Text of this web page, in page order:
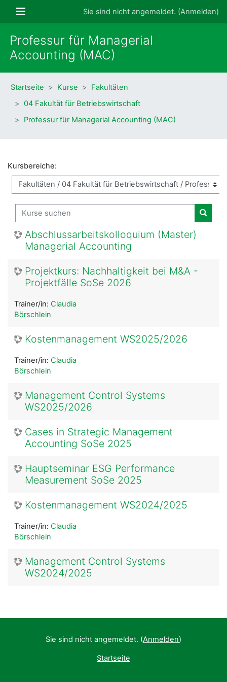
Website-ÜbersichtSie sind nicht angemeldet. (Anmelden)
Professur für Managerial
Accounting (MAC)
Startseite Kurse
Fakultäten
04 Fakultät für Betriebswirtschaft
Professur für Managerial Accounting (MAC)
Kursbereiche:
Kurse suchen
Kurse
Abschlussarbeitskolloquium (Master)
Managerial Accounting
Projektkurs: Nachhaltigkeit bei M&A -
Projektfälle SoSe 2026
Trainer/in: Claudia
Börschlein
Kostenmanagement WS2025/2026
Trainer/in: Claudia
Börschlein
Management Control Systems
WS2025/2026
Cases in Strategic Management
Accounting SoSe 2025
Hauptseminar ESG Performance
Measurement SoSe 2025
Kostenmanagement WS2024/2025
Trainer/in: Claudia
Börschlein
Management Control Systems
WS2024/2025
Sie sind nicht angemeldet. (Anmelden)
Startseite